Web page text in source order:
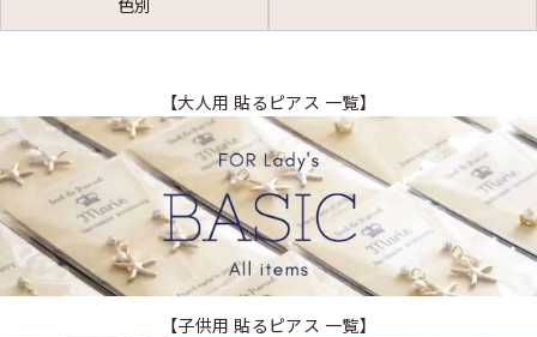
色別
【大人用 貼るピアス 一覧】
【子供用 貼るピアス 一覧】